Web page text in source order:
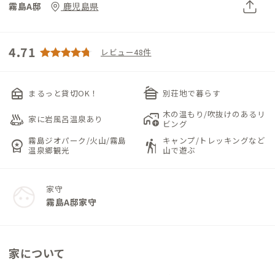
霧島A邸 鹿児島県
4.71 レビュー48件
nest_multi_room まるっと貸切OK！ cabin 別荘地で暮らす
bath_outdoor 家に岩風呂温泉あり add_home_work 木の温もり/吹抜けのあるリ
ビング
workspace_premium 霧島ジオパーク/火山/霧島
温泉郷観光
hiking
キャンプ/トレッキングなど
山で遊ぶ
家守
霧島A邸家守
家について